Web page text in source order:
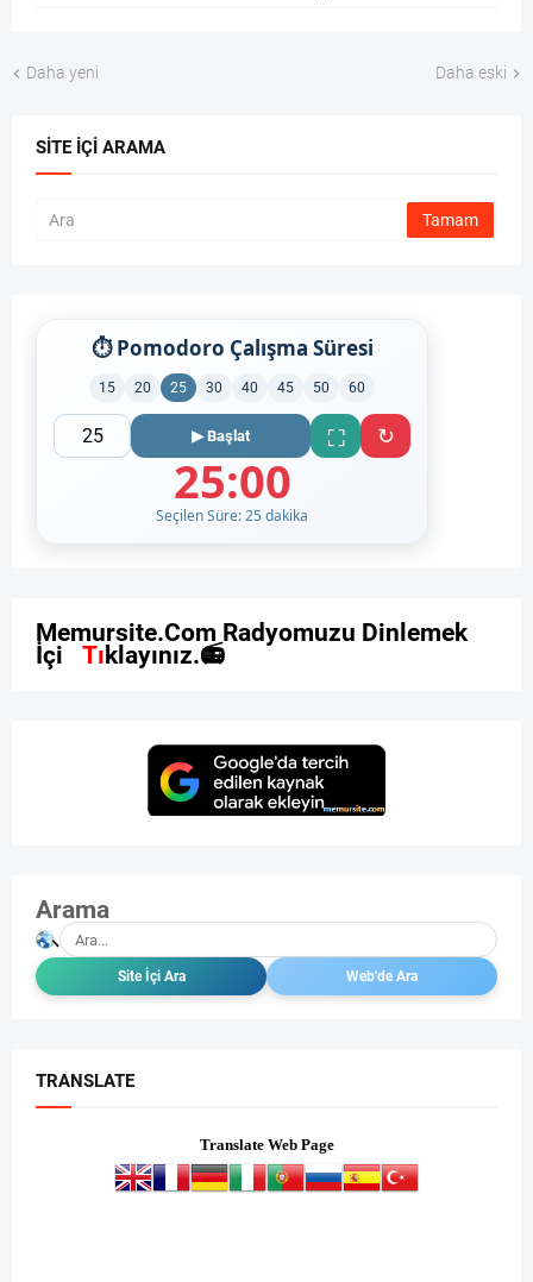
Daha yeni Daha eski
SITE İÇI ARAMA
⏱ Pomodoro Çalışma Süresi
15 20 25 30 40 45 50 60
▶ Başlat ⛶ ↻
25:00
Seçilen Süre: 25 dakika
Memursite.Com Radyomuzu Din emek
İçi Tı kl ayınız.
Arama
TRANSLATE
Translate Web Page